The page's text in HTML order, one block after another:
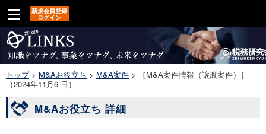
新規会員登録
ログイン
トップ> M&Aお役立ち > M&A案件 >
［M&A案件情報（譲渡案件）］
（2024年11月6 日）
M&Aお役立ち 詳細